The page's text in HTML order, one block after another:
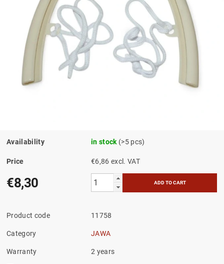
Availability in stock (>5 pcs)
Price €6,86 excl. VAT
€8,30
Product code 11758
Category JAWA
Warranty 2 years